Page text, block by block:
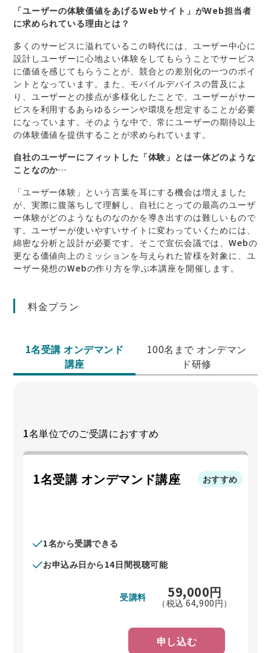
「ユーザーの体験価値をあげるWebサイト」がWeb担当者
に求められている理由とは？
多くのサービスに溢れているこの時代には、ユーザー中心に
設計しユーザーに心地よい体験をしてもらうことでサービス
に価値を感じてもらうことが、競合との差別化の一つのポイ
ントとなっています。また、モバイルデバイスの普及によ
り、ユーザーとの接点が多様化したことで、ユーザーがサー
ビスを利用するあらゆるシーンや環境を想定することが必要
になっています。そのような中で、常にユーザーの期待以上
の体験価値を提供することが求められています。
自社のユーザーにフィットした「体験」とは一体どのような
ことなのか…
「ユーザー体験」という言葉を耳にする機会は増えました
が、実際に腹落ちして理解し、自社にとっての最高のユーザ
ー体験がどのようなものなのかを導き出すのは難しいもので
す。ユーザーが使いやすいサイトに変わっていくためには、
綿密な分析と設計が必要です。そこで宣伝会議では、Webの
更なる価値向上のミッションを与えられた皆様を対象に、ユ
ーザー発想のWebの作り方を学ぶ本講座を開催します。
料金プラン
1名受講 オンデマンド
講座
100名まで オンデマン
ド研修
1名単位でのご受講におすすめ
1名受講 オンデマンド講座 おすすめ
1名から受講できる
お申込み日から14日間視聴可能
受講料 59,000円
（税込64,900円）
申し込む